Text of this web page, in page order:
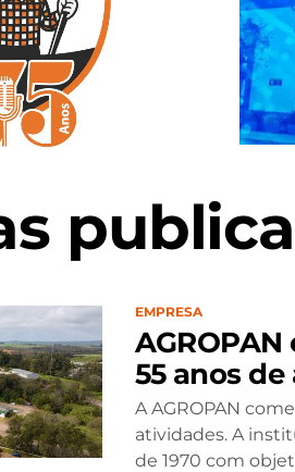
EMPRESA
55 anos
A AGROPAN
atividades. A
de 1970 com